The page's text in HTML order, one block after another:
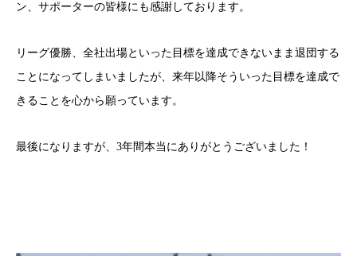
ン、サポーターの皆様にも感謝しております。
リーグ優勝、全社出場といった目標を達成できないまま退団する
ことになってしまいましたが、来年以降そういった目標を達成で
きることを心から願っています。
最後になりますが、3年間本当にありがとうございました！